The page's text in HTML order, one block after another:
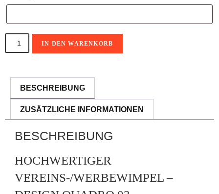
IN DEN WARENKORB
BESCHREIBUNG
ZUSÄTZLICHE INFORMATIONEN
BESCHREIBUNG
HOCHWERTIGER
VEREINS-/WERBEWIMPEL –